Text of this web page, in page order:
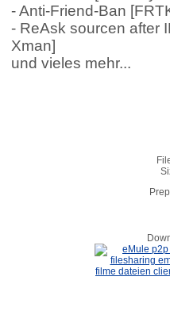
- Anti-Friend-Ban
- ReAsk sourcen after
Xman]
und vieles mehr...